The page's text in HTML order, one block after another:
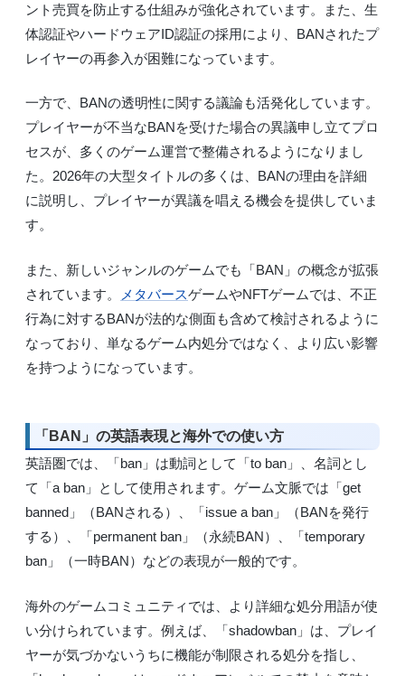
ント売買を防止する仕組みが強化されています。また、生
体認証やハードウェアID認証の採用により、BANされたプ
レイヤーの再参入が困難になっています。
一方で、BANの透明性に関する議論も活発化しています。
プレイヤーが不当なBANを受けた場合の異議申し立てプロ
セスが、多くのゲーム運営で整備されるようになりまし
た。2026年の大型タイトルの多くは、BANの理由を詳細
に説明し、プレイヤーが異議を唱える機会を提供していま
す。
また、新しいジャンルのゲームでも「BAN」の概念が拡張
されています。
メタバースゲームやNFTゲームでは、不正
行為に対するBANが法的な側面も含めて検討されるように
なっており、単なるゲーム内処分ではなく、より広い影響
を持つようになっています。
「BAN」の英語表現と海外での使い方
英語圏では、「ban」は動詞として「to ban」、名詞とし
て「a ban」として使用されます。ゲーム文脈では「get
banned」（BANされる）、「issue a ban」（BANを発行
する）、「permanent ban」（永続BAN）、「temporary
ban」（一時BAN）などの表現が一般的です。
海外のゲームコミュニティでは、より詳細な処分用語が使
い分けられています。例えば、「shadowban」は、プレイ
ヤーが気づかないうちに機能が制限される処分を指し、